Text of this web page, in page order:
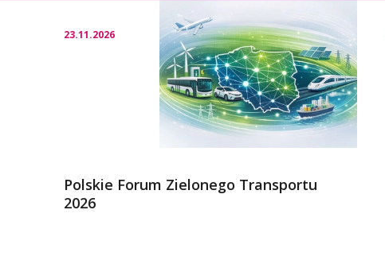
23.11.2026
Polskie Forum Zielonego Transportu
2026